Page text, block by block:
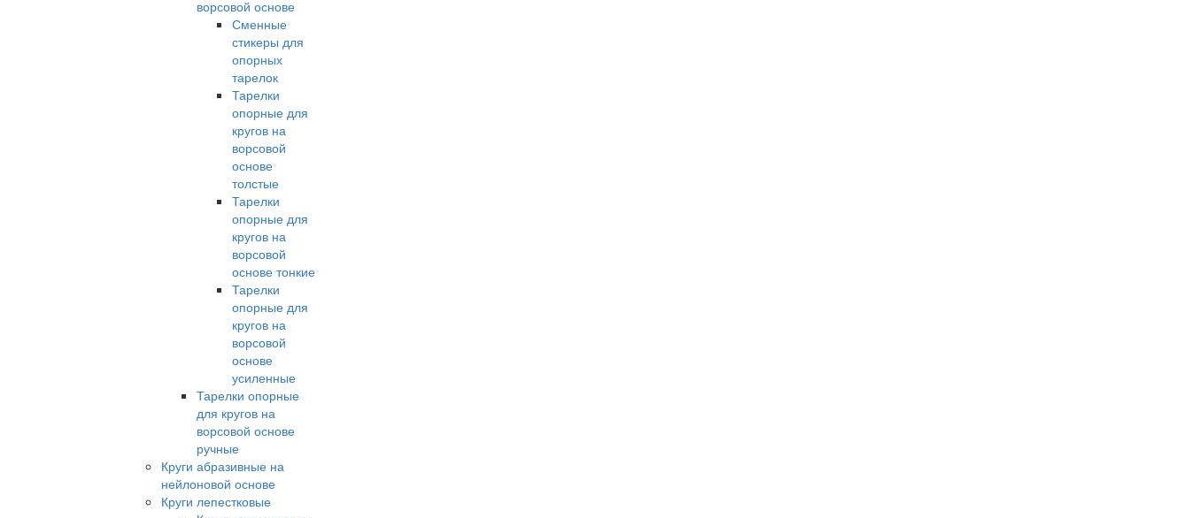
ворсовой основе
Сменные
стикеры для
опорных
тарелок
Тарелки
опорные для
кругов на
ворсовой
основе
толстые
Тарелки
опорные для
кругов на
ворсовой
основе тонкие
Тарелки
опорные для
кругов на
ворсовой
основе
усиленные
Тарелки опорные
для кругов на
ворсовой основе
ручные
Круги абразивные на
нейлоновой основе
Круги лепестковые